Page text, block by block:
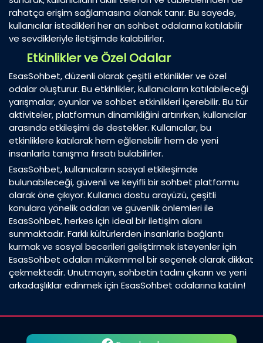
rahatça erişim sağlamasına olanak tanır. Bu sayede,
kullanıcılar istedikleri her an sohbet odalarına katılabilir
ve sevdikleriyle iletişimde kalabilirler.
Etkinlikler ve Özel Odalar
EsasSohbet, düzenli olarak çeşitli etkinlikler ve özel
odalar oluşturur. Bu etkinlikler, kullanıcıların katılabileceği
yarışmalar, oyunlar ve sohbet etkinlikleri içerebilir. Bu tür
aktiviteler, platformun dinamikliğini artırırken, kullanıcılar
arasında etkileşimi de destekler. Kullanıcılar, bu
etkinliklere katılarak hem eğlenebilir hem de yeni
insanlarla tanışma fırsatı bulabilirler.
EsasSohbet, kullanıcıların sosyal etkileşimde
bulunabileceği, güvenli ve keyifli bir sohbet platformu
olarak öne çıkıyor. Kullanıcı dostu arayüzü, çeşitli
konulara yönelik odaları ve güvenlik önlemleri ile
EsasSohbet, herkes için ideal bir iletişim alanı
sunmaktadır. Farklı kültürlerden insanlarla bağlantı
kurmak ve sosyal becerileri geliştirmek isteyenler için
EsasSohbet odaları mükemmel bir seçenek olarak dikkat
çekmektedir. Unutmayın, sohbetin tadını çıkarın ve yeni
arkadaşlıklar edinmek için EsasSohbet odalarına katılın!